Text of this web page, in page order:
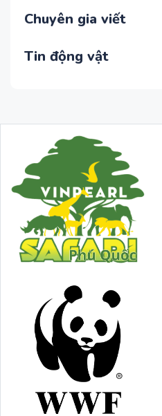
Chuyên gia viết
Tin động vật